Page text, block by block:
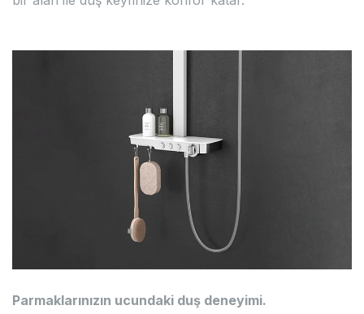
Parmaklarınızın ucundaki duş deneyimi.